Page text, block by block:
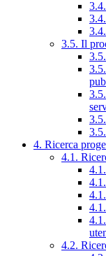
3.5. Il
4. Ricerca
4.1.
4.2.